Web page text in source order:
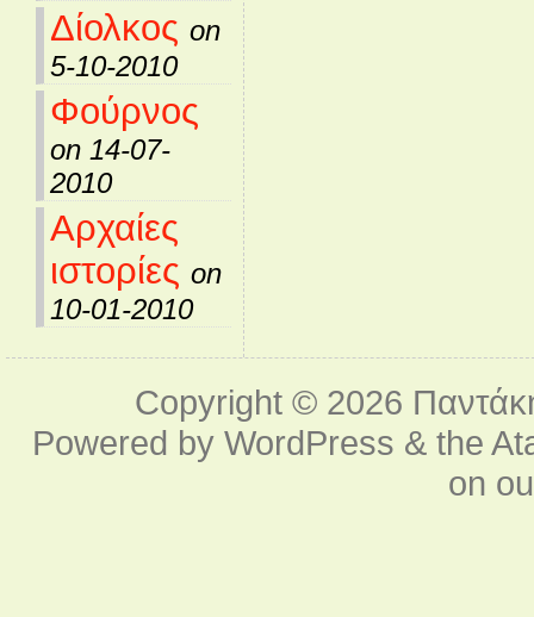
Δίολκος on
5-10-2010
Φούρνος
on 14-07-
2010
Αρχαίες
ιστορίες on
10-01-2010
Copyright © 2026
Powered byWordPress & the
on